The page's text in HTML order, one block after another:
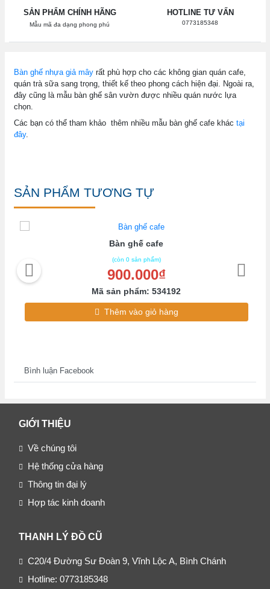
SẢN PHẨM CHÍNH HÃNG
Mẫu mã đa dạng phong phú
HOTLINE TƯ VẤN
0773185348
Bàn ghế nhựa giả mây rất phù hợp cho các không gian quán cafe,
quán trà sữa sang trọng, thiết kế theo phong cách hiện đại. Ngoài ra,
đây cũng là mẫu bàn ghế sân vườn được nhiều quán nước lựa
chọn.
Các bạn có thể tham khảo thêm nhiều mẫu bàn ghế cafe khác tại
đây.
SẢN PHẨM TƯƠNG TỰ
Bàn ghế cafe
(còn 0 sản phẩm)
900.000₫
Mã sản phẩm: 534192
Thêm vào giỏ hàng
Bình luận Facebook
GIỚI THIỆU
Về chúng tôi
Hệ thống cửa hàng
Thông tin đại lý
Hợp tác kinh doanh
THANH LÝ ĐỒ CŨ
C20/4 Đường Sư Đoàn 9, Vĩnh Lộc A, Bình Chánh
Hotline: 0773185348